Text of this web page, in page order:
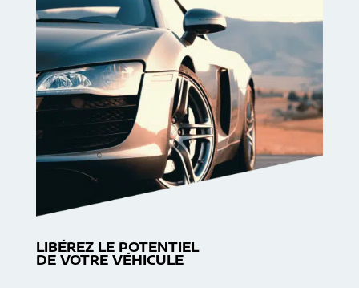
LIBÉREZ LE POTENTIEL
DE VOTRE VÉHICULE